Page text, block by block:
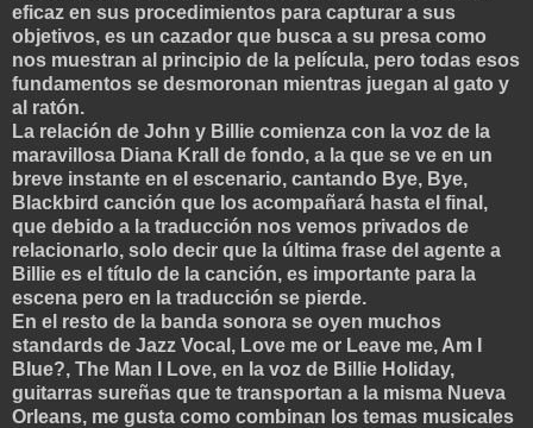
eficaz en sus procedimientos para capturar a sus
objetivos, es un cazador que busca a su presa como
nos muestran al principio de la película, pero todas esos
fundamentos se desmoronan mientras juegan al gato y
al ratón.
La relación de John y Billie comienza con la voz de la
maravillosa Diana Krall de fondo, a la que se ve en un
breve instante en el escenario, cantando Bye, Bye,
Blackbird canción que los acompañará hasta el final,
que debido a la traducción nos vemos privados de
relacionarlo, solo decir que la última frase del agente a
Billie es el título de la canción, es importante para la
escena pero en la traducción se pierde.
En el resto de la banda sonora se oyen muchos
standards de Jazz Vocal, Love me or Leave me, Am I
Blue?, The Man I Love, en la voz de Billie Holiday,
guitarras sureñas que te transportan a la misma Nueva
Orleans, me gusta como combinan los temas musicales